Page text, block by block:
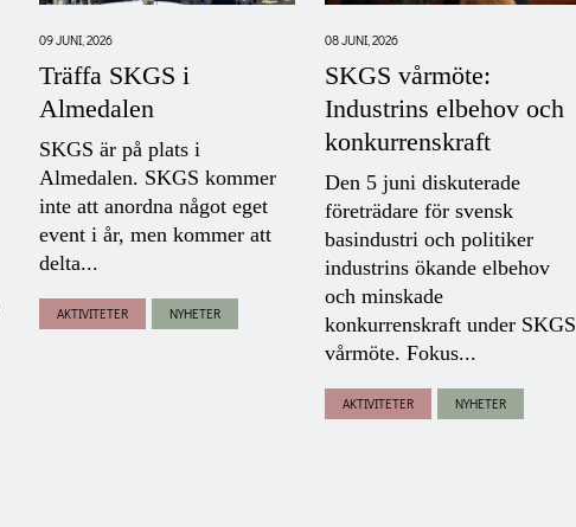
09 JUNI, 2026
Träffa SKGS i
Almedalen
SKGS är på plats i
Almedalen. SKGS kommer
inte att anordna något eget
event i år, men kommer att
delta...
AKTIVITETER NYHETER
08 JUNI, 2026
SKGS vårmöte:
Industrins elbehov och
konkurrenskraft
Den 5 juni diskuterade
företrädare för svensk
basindustri och politiker
industrins ökande elbehov
och minskade
konkurrenskraft under SKGS
vårmöte. Fokus...
AKTIVITETER NYHETER